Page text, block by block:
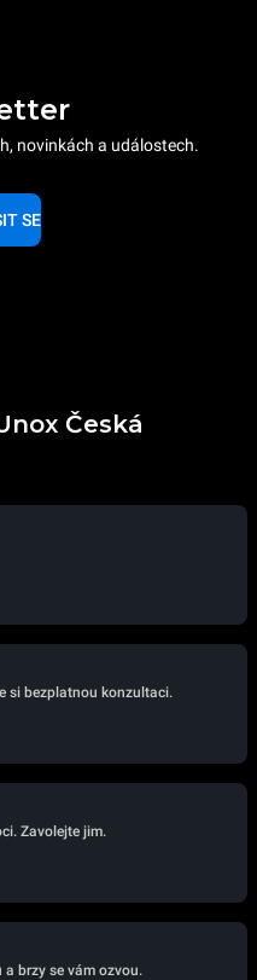
novinkách a událostech.
SE
Česká
si bezplatnou konzultaci.
Zavolejte jim.
brzy se vám ozvou.